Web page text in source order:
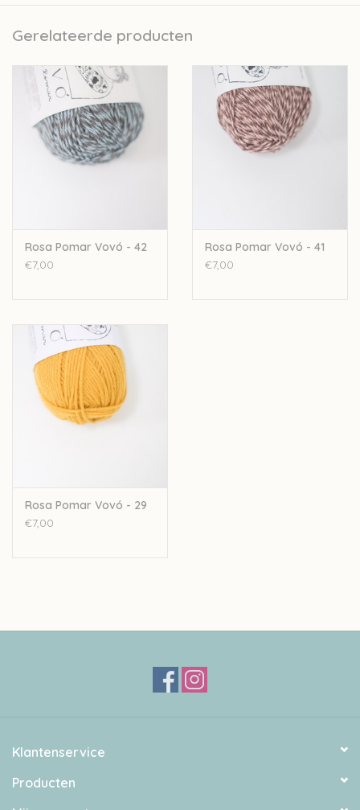
lokaal teelt, spint, twijnt en verft.
100% wol
50gr - 143meter
nld: 3,5mm - 4,5mm
sportweight
Gerelateerde producten
Rosa Pomar Vovó - 42
€7,00
Rosa Pomar Vovó - 41
€7,00
Rosa Pomar Vovó - 29
€7,00
Klantenservice
Producten